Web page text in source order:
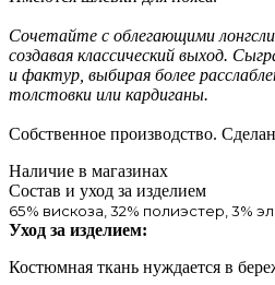
Сочетайте с облегающими
создавая классический выход.
и фактур, выбирая более
толстовки или кардиганы.
Собственное производство.
Наличие в магазинах
Состав и уход за изделием
65% вискоза, 32% полиэстер, 3%
Уход за изделием:
Костюмная ткань нуждается в